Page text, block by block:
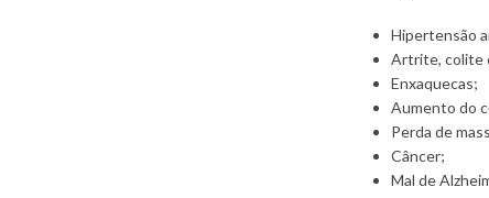
Hipertensão
Artrite, colite
Enxaquecas;
Aumento do
Perda de
Câncer;
Mal de